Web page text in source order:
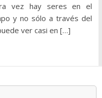
vez hay seres en el
y no sólo a través del
ver casi en […]